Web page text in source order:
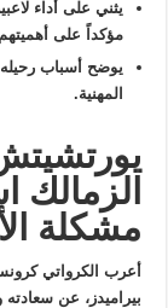
يثني على أداء
مؤكداً على
يوضح أسباب رحيله
المهنية.
مشكلة
أعرب الكرواتي
بيراميدز، عن